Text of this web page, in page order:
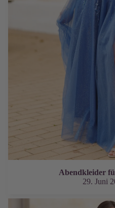
Abendkleider
29. Juni
Kleider für